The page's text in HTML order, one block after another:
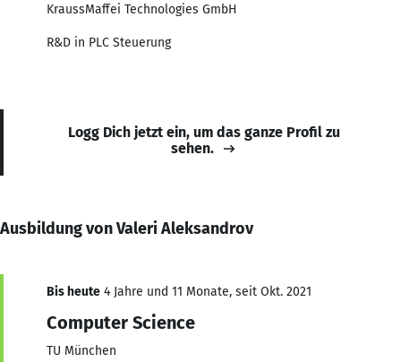
KraussMaffei Technologies GmbH
R&D in PLC Steuerung
Logg Dich jetzt ein, um das ganze Profil zu
sehen.
Ausbildung von Valeri Aleksandrov
Bis heute 4 Jahre und 11 Monate, seit Okt. 2021
Computer Science
TU München